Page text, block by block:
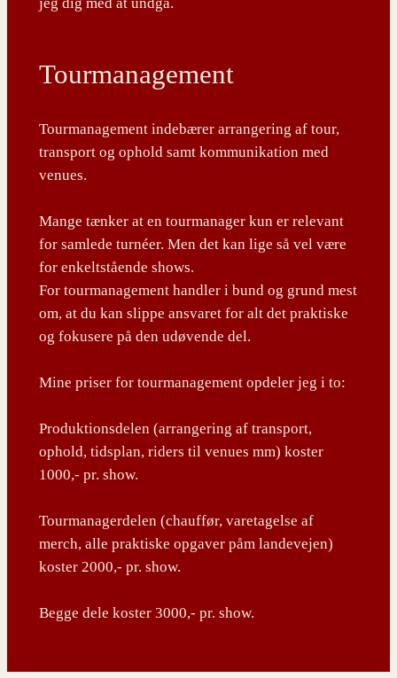
Tourmanagement
Tourmanagement indebærer arrangering af tour,
transport og ophold samt kommunikation med
venues.
Mange tænker at en tourmanager kun er relevant
for samlede turnéer. Men det kan lige så vel være
for enkeltstående shows.
For tourmanagement handler i bund og grund mest
om, at du kan slippe ansvaret for alt det praktiske
og fokusere på den udøvende del.
Mine priser for tourmanagement opdeler jeg i to:
Produktionsdelen (arrangering af transport,
ophold, tidsplan, riders til venues mm) koster
1000,- pr. show.
Tourmanagerdelen (chauffør, varetagelse af
merch, alle praktiske opgaver påm landevejen)
koster 2000,- pr. show.
Begge dele koster 3000,- pr. show.